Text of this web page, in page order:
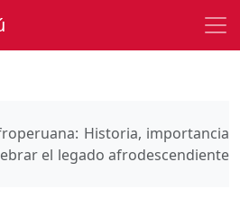
Historia, importancia
el legado afrodescendiente